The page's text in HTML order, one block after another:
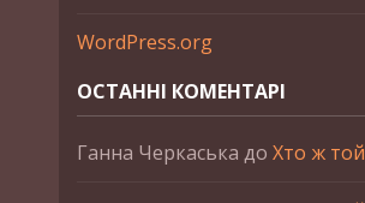
WordPress.org
ОСТАННІ КОМЕНТАРІ
Ганна Черкаська до Хто ж той